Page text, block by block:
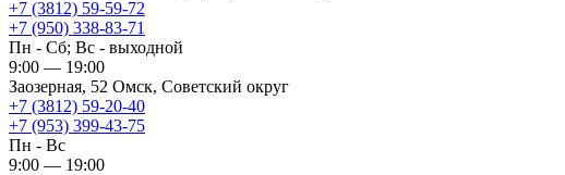
+7 (3812) 59-59-72
+7 (950) 338-83-71
Пн - Сб; Вс - выходной
9:00 — 19:00
Заозерная, 52 Омск, ​Советский округ
+7 (3812) 59-20-40
+7 (953) 399-43-75
Пн - Вс
9:00 — 19:00